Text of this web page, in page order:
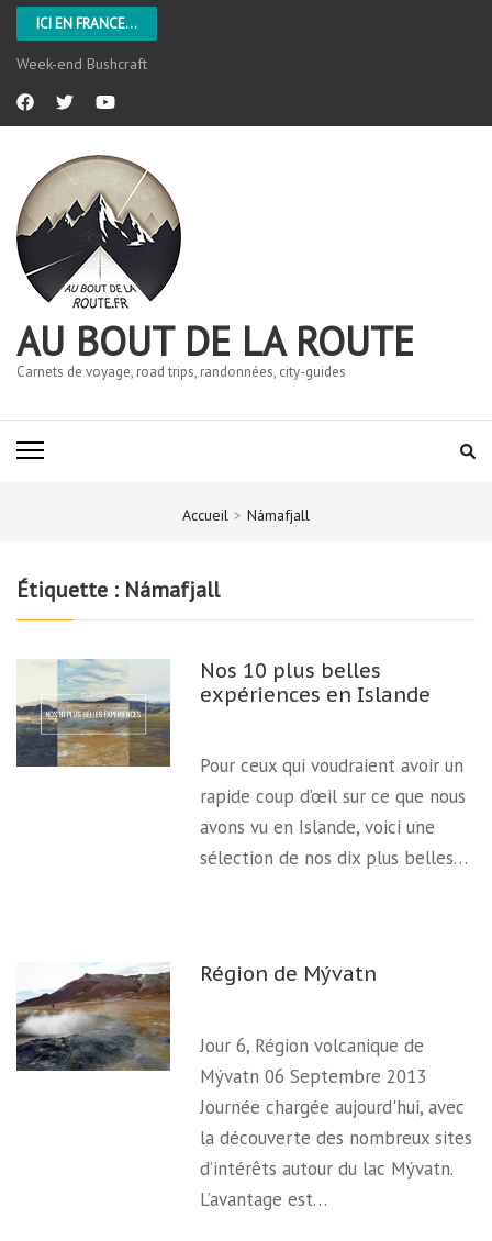
ICI EN FRANCE...
Week-end Bushcraft
AU BOUT DE LA ROUTE
Carnets de voyage, road trips, randonnées, city-guides
Accueil > Námafjall
Étiquette : Námafjall
Nos 10 plus belles
expériences en Islande
Pour ceux qui voudraient avoir un
rapide coup d’œil sur ce que nous
avons vu en Islande, voici une
sélection de nos dix plus belles…
Région de Mývatn
Jour 6, Région volcanique de
Mývatn 06 Septembre 2013
Journée chargée aujourd'hui, avec
la découverte des nombreux sites
d’intérêts autour du lac Mývatn.
L’avantage est…